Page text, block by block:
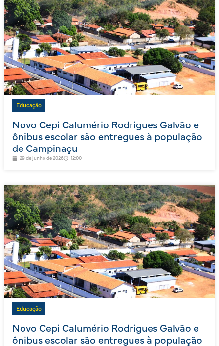
Educação
Novo Cepi Calumério Rodrigues Galvão e
ônibus escolar são entregues à população
de Campinaçu
29 de junho de 2026 12:00
Educação
Novo Cepi Calumério Rodrigues Galvão e
ônibus escolar são entregues à população